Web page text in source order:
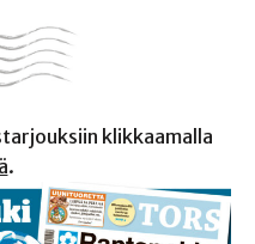
klikkaamalla
.